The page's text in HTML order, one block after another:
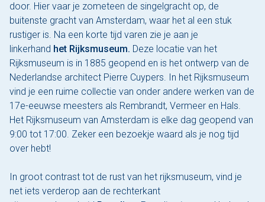
door. Hier vaar je zometeen de singelgracht op, de
buitenste gracht van Amsterdam, waar het al een stuk
rustiger is. Na een korte tijd varen zie je aan je
linkerhand het Rijksmuseum. Deze locatie van het
Rijksmuseum is in 1885 geopend en is het ontwerp van de
Nederlandse architect Pierre Cuypers. In het Rijksmuseum
vind je een ruime collectie van onder andere werken van de
17e-eeuwse meesters als Rembrandt, Vermeer en Hals.
Het Rijksmuseum van Amsterdam is elke dag geopend van
9:00 tot 17:00. Zeker een bezoekje waard als je nog tijd
over hebt!
In groot contrast tot de rust van het rijksmuseum, vind je
net iets verderop aan de rechterkant